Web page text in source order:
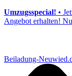
Umzugsspecial! •
Angebot erhalten!
Beiladung-